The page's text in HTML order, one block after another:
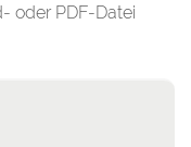
oder PDF-Datei